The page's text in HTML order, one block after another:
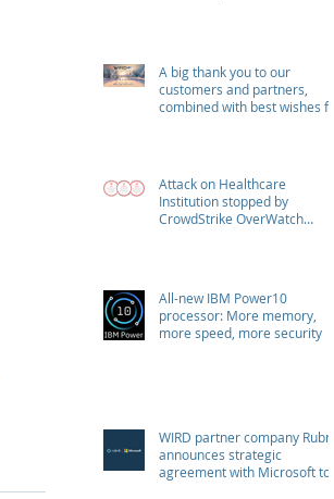
A big thank you to our
customers and partners,
combined with best wishes for
Attack on Healthcare
Institution stopped by
CrowdStrike OverWatch
All-new IBM Power10
processor: More memory,
more speed, more security
WIRD partner company Rubrik
announces strategic
agreement with Microsoft to